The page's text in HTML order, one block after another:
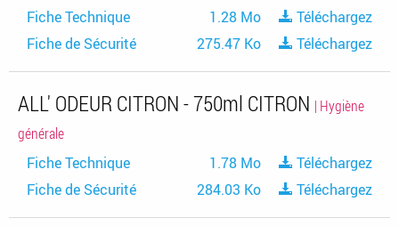
Fiche Technique
1.28 Mo
Téléchargez
Fiche de Sécurité
275.47 Ko Téléchargez
ALL' ODEUR CITRON - 750ml CITRON | Hygiène
générale
Fiche Technique
1.78 Mo
Téléchargez
Fiche de Sécurité
284.03 Ko Téléchargez